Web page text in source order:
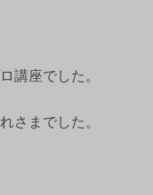
講座でした。
さまでした。